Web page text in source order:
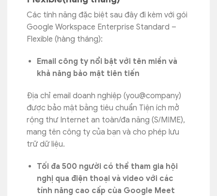
Các tính năng đặc biệt sau đây đi kèm với gói
Google Workspace Enterprise Standard –
Flexible (hàng tháng):
Email công ty nổi bật với tên miền và
khả năng bảo mật tiên tiến
Địa chỉ email doanh nghiệp (you@company)
được bảo mật bằng tiêu chuẩn Tiện ích mở
rộng thư Internet an toàn/đa năng (S/MIME),
mang tên công ty của bạn và cho phép lưu
trữ dữ liệu.
Tối đa 500 người có thể tham gia hội
nghị qua điện thoại và video với các
tính năng cao cấp của Google Meet